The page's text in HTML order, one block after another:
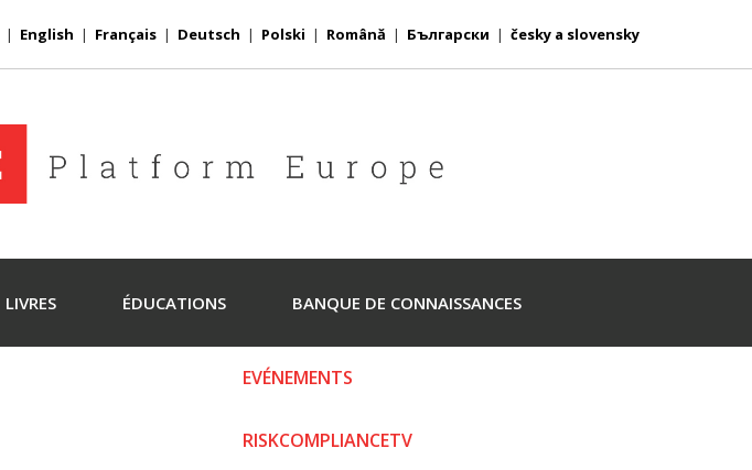
| English | Français | Deutsch | Polski | Română | Български | česky a slovensky
LIVRES ÉDUCATIONS BANQUE DE CONNAISSANCES
EVÉNEMENTS
RISKCOMPLIANCETV